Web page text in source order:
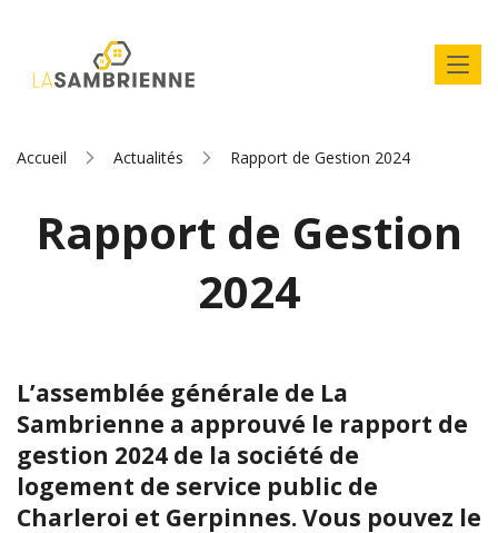
Accueil Actualités Rapport de Gestion 2024
Rapport de Gestion
2024
L’assemblée générale de La
Sambrienne a approuvé le rapport de
gestion 2024 de la société de
logement de service public de
Charleroi et Gerpinnes. Vous pouvez le